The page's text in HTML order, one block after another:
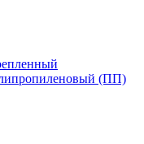
(ПП)